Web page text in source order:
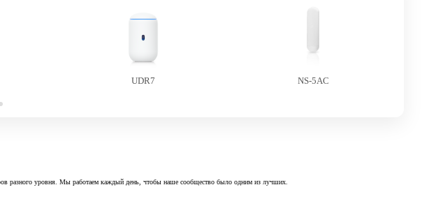
UDR7 NS-5AC
разного уровня. Мы работаем каждый день, чтобы наше сообщество было одним из лучших.